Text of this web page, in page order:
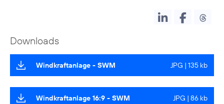
Downloads
Windkraftanlage - SWM JPG | 135 kb
Windkraftanlage 16:9 - SWM JPG | 86 kb